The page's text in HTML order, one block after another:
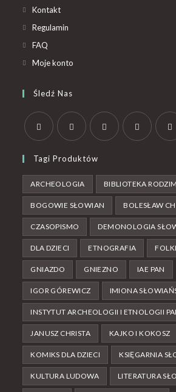
Kontakt
Regulamin
FAQ
Moje konto
Śledź Nas
Tagi Produktów
ARCHEOLOGIA BIBLIOTEKA
BOGOWIE SŁOWIAN BOLESŁAW
CZASOPISMO DEMONOLOGIA
DLA DZIECI ETNOGRAFIA
GNIAZDO GNIEZNO IAE PAN
IGOR GÓREWICZ IMIONA
INSTYTUT ARCHEOLOGII I ETNOLOGII
JANUSZ CHRISTA KAJKO I KOKOSZ
KOMIKS DLA DZIECI KSIĘGARNIA
KULTURA LUDOWA LITERATURA